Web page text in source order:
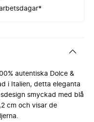
autentiska Dolce &
i Italien, detta eleganta
smyckad med blå
cm och visar de